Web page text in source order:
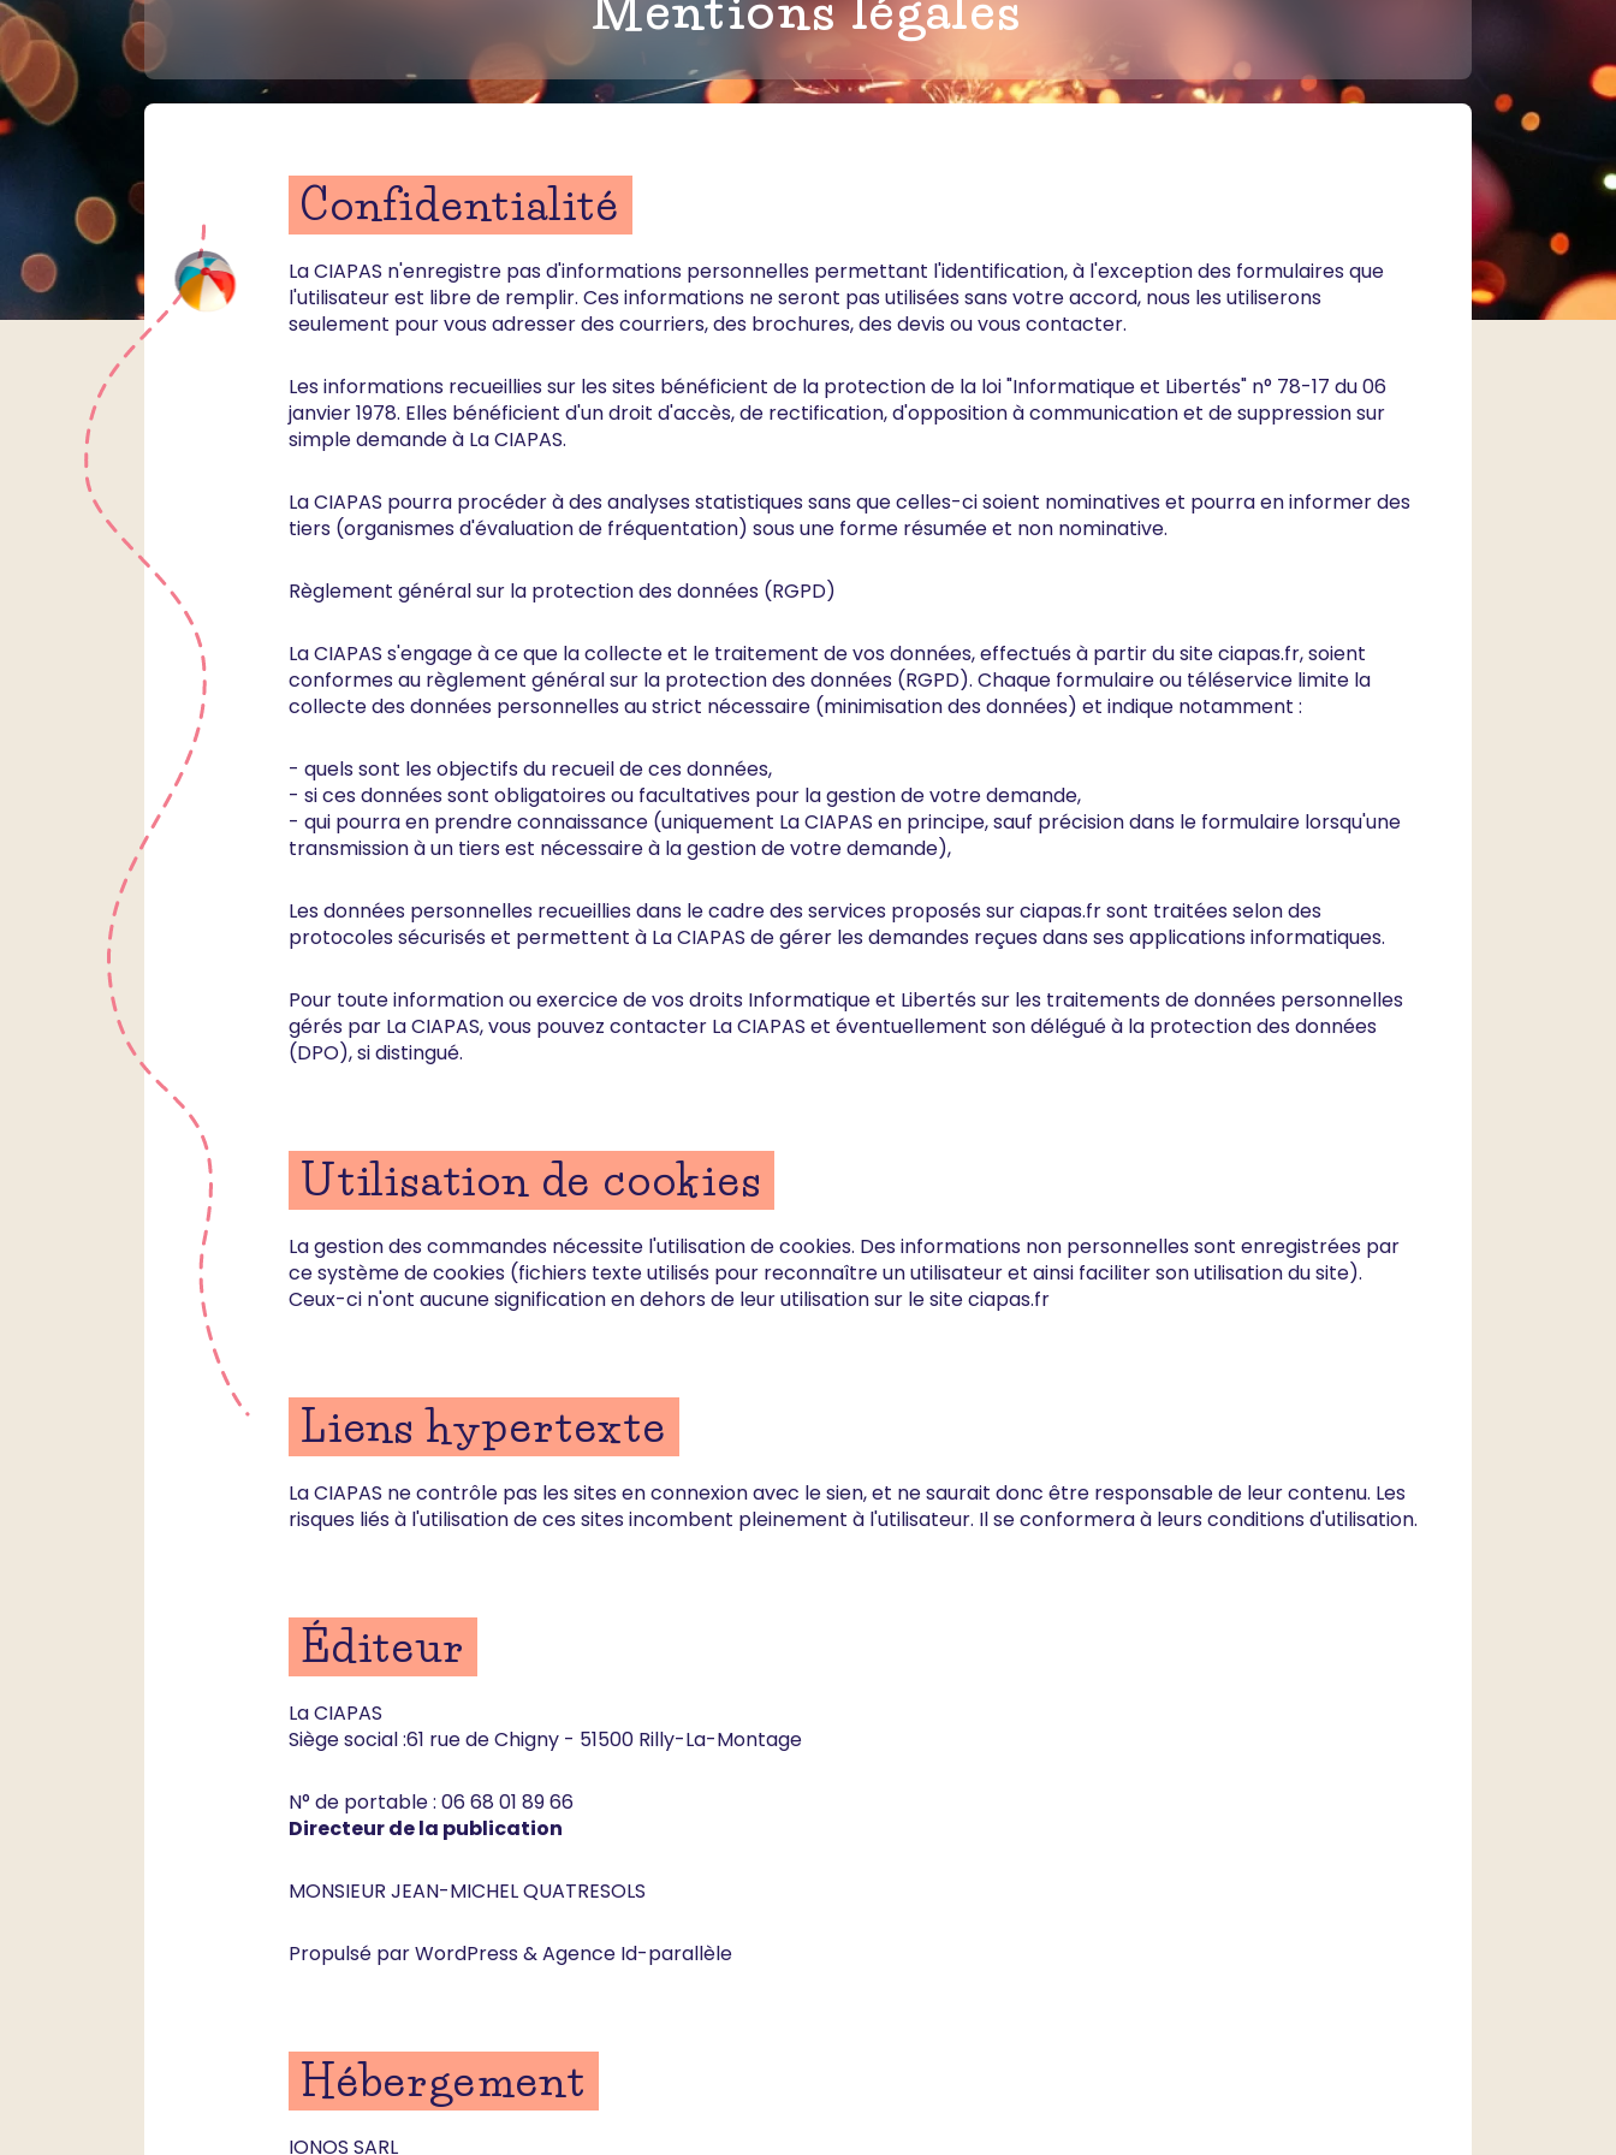
Confidentialité
La CIAPAS n'enregistre pas d'informations personnelles permettant l'identification, à l'exception des formulaires que
l'utilisateur est libre de remplir. Ces informations ne seront pas utilisées sans votre accord, nous les utiliserons
seulement pour vous adresser des courriers, des brochures, des devis ou vous contacter.
Les informations recueillies sur les sites bénéficient de la protection de la loi "Informatique et Libertés" n° 78-17 du 06
janvier 1978. Elles bénéficient d'un droit d'accès, de rectification, d'opposition à communication et de suppression sur
simple demande à La CIAPAS.
La CIAPAS pourra procéder à des analyses statistiques sans que celles-ci soient nominatives et pourra en informer des
tiers (organismes d'évaluation de fréquentation) sous une forme résumée et non nominative.
Règlement général sur la protection des données (RGPD)
La CIAPAS s'engage à ce que la collecte et le traitement de vos données, effectués à partir du site ciapas.fr, soient
conformes au règlement général sur la protection des données (RGPD). Chaque formulaire ou téléservice limite la
collecte des données personnelles au strict nécessaire (minimisation des données) et indique notamment :
- quels sont les objectifs du recueil de ces données,
- si ces données sont obligatoires ou facultatives pour la gestion de votre demande,
- qui pourra en prendre connaissance (uniquement La CIAPAS en principe, sauf précision dans le formulaire lorsqu'une
transmission à un tiers est nécessaire à la gestion de votre demande),
Les données personnelles recueillies dans le cadre des services proposés sur ciapas.fr sont traitées selon des
protocoles sécurisés et permettent à La CIAPAS de gérer les demandes reçues dans ses applications informatiques.
Pour toute information ou exercice de vos droits Informatique et Libertés sur les traitements de données personnelles
gérés par La CIAPAS, vous pouvez contacter La CIAPAS et éventuellement son délégué à la protection des données
(DPO), si distingué.
Utilisation de cookies
La gestion des commandes nécessite l'utilisation de cookies. Des informations non personnelles sont enregistrées par
ce système de cookies (fichiers texte utilisés pour reconnaître un utilisateur et ainsi faciliter son utilisation du site).
Ceux-ci n'ont aucune signification en dehors de leur utilisation sur le site ciapas.fr
Liens hypertexte
La CIAPAS ne contrôle pas les sites en connexion avec le sien, et ne saurait donc être responsable de leur contenu. Les
risques liés à l'utilisation de ces sites incombent pleinement à l'utilisateur. Il se conformera à leurs conditions d'utilisation.
Éditeur
La CIAPAS
Siège social :61 rue de Chigny - 51500 Rilly-La-Montage
N° de portable : 06 68 01 89 66
Directeur de la publication
MONSIEUR JEAN-MICHEL QUATRESOLS
Propulsé par WordPress & Agence Id-parallèle
Hébergement
IONOS SARL